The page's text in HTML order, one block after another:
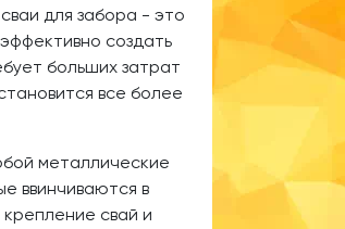
для забора - это
создать
больших затрат
все более
металлические
ввинчиваются в
свай и